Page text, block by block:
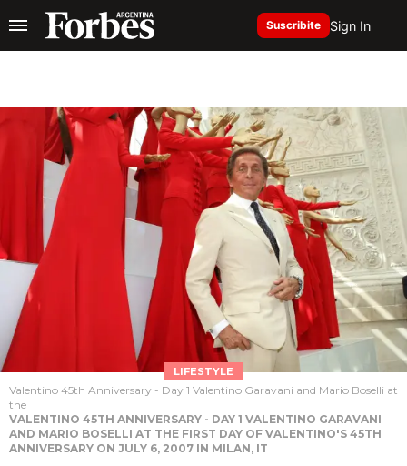
Suscribite Sign In
LIFESTYLE
Valentino 45th Anniversary - Day 1 Valentino Garavani and Mario Boselli at
the
VALENTINO 45TH ANNIVERSARY - DAY 1 VALENTINO GARAVANI
AND MARIO BOSELLI AT THE FIRST DAY OF VALENTINO'S 45TH
ANNIVERSARY ON JULY 6, 2007 IN MILAN, IT